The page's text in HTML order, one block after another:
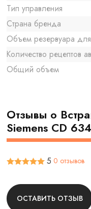
Тип управления
Страна бренда
Объем резервуара
Количество рецептов
Общий объем
Отзывы о
Siemens CD
5 0 отзывов
ОСТАВИТЬ ОТЗЫВ